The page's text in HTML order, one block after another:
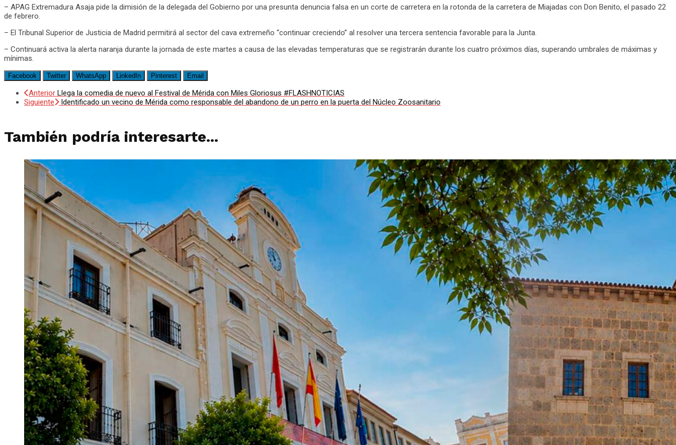
– APAG Extremadura Asaja pide la dimisión de la delegada del Gobierno por una presunta denuncia falsa en un corte de carretera en la rotonda de la carretera de Miajadas con Don Benito, el pasado 22
de febrero.
– El Tribunal Superior de Justicia de Madrid permitirá al sector del cava extremeño “continuar creciendo” al resolver una tercera sentencia favorable para la Junta.
– Continuará activa la alerta naranja durante la jornada de este martes a causa de las elevadas temperaturas que se registrarán durante los cuatro próximos días, superando umbrales de máximas y
mínimas.
Facebook Twitter WhatsApp LinkedIn Pinterest Email
Anterior Llega la comedia de nuevo al Festival de Mérida con Miles Gloriosus #FLASHNOTICIAS
Siguiente
Identificado un vecino de Mérida como responsable del abandono de un perro en la puerta del Núcleo Zoosanitario
También podría interesarte...